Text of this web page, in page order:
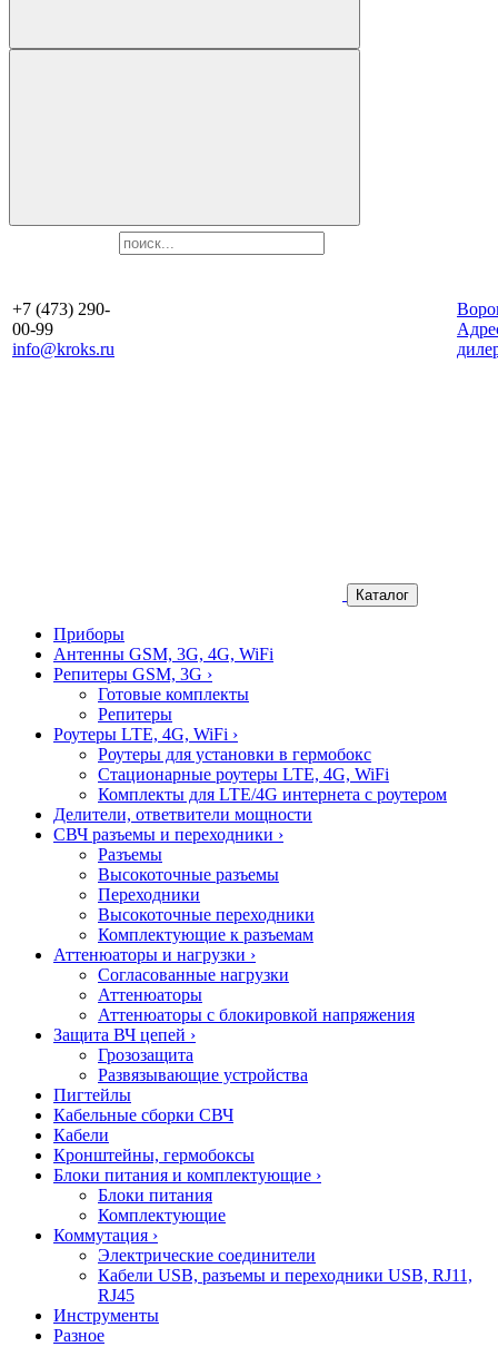
+7 (473) 290-
00-99
info@kroks.ru
Каталог
Приборы
Антенны GSM, 3G, 4G, WiFi
Репитеры GSM, 3G ›
Готовые комплекты
Репитеры
Роутеры LTE, 4G, WiFi ›
Роутеры для установки в гермобокс
Стационарные роутеры LTE, 4G, WiFi
Комплекты для LTE/4G интернета с роутером
Делители, ответвители мощности
СВЧ разъемы и переходники ›
Разъемы
Высокоточные разъемы
Переходники
Высокоточные переходники
Комплектующие к разъемам
Аттенюаторы и нагрузки ›
Согласованные нагрузки
Аттенюаторы
Аттенюаторы с блокировкой напряжения
Защита ВЧ цепей ›
Грозозащита
Развязывающие устройства
Пигтейлы
Кабельные сборки СВЧ
Кабели
Кронштейны, гермобоксы
Блоки питания и комплектующие ›
Блоки питания
Комплектующие
Коммутация ›
Электрические соединители
Кабели USB, разъемы и переходники USB, RJ11,
RJ45
Инструменты
Разное